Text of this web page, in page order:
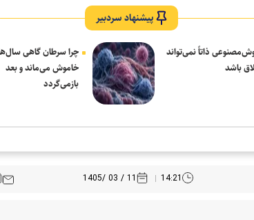
پیشنهاد سردبیر
ذاتاً نمی‌تواند
باشد
چرا سرطان گاهی
خاموش می‌ماند و بعد
بازمی‌گردد
14:21
11 / 03 /1405